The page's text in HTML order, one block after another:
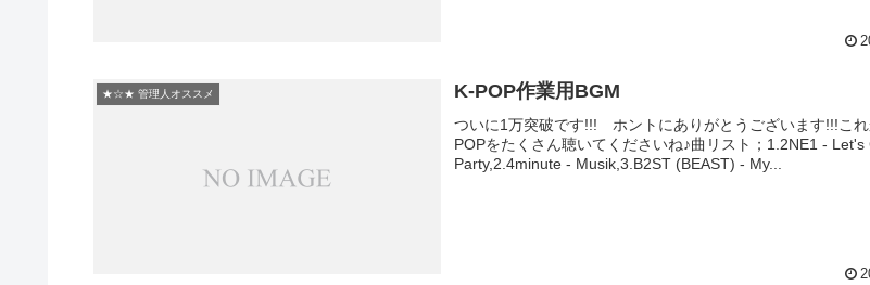
★☆★ 管理人オススメ K-POP作業用BGM
ついに1万突破です!!! ホントにありがとうございます!!!こ
POPをたくさん聴いてくださいね♪曲リスト；1.2NE1 - Let's
Party,2.4minute - Musik,3.B2ST (BEAST) - My...